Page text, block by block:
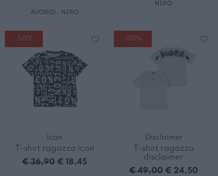
AVORIO - NERO
NERO
-50%
Icon
T-shirt ragazzo icon
€ 36,90 € 18,45
-50%
Disclaimer
T-shirt ragazzo
disclaimer
€ 49,00 € 24,50